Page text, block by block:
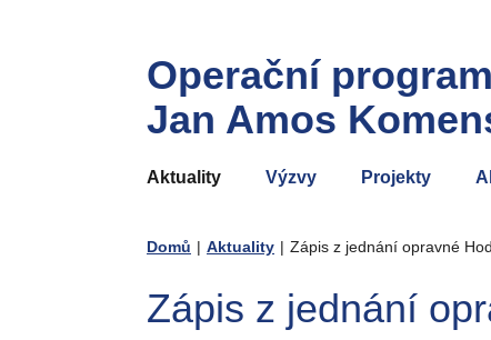
Operační program
Jan Amos
Aktuality Výzvy Projekty
Domů | Aktuality | Zápis z jednání opravné
Zápis z jednání